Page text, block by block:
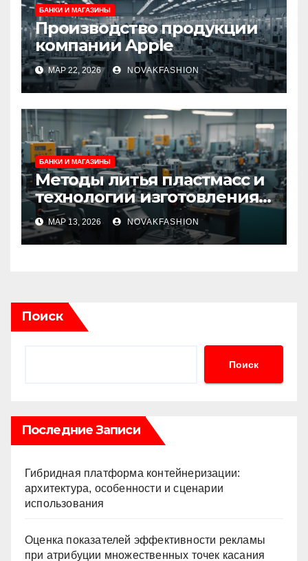
БАНКИ И МАГАЗИНЫ
Производство продукции
компании Apple
МАР 22, 2026 NOVAKFASHION
БАНКИ И МАГАЗИНЫ
Методы литья пластмасс и
технологии изготовления
пластиковых изделий
МАР 13, 2026 NOVAKFASHION
Поиск
Поиск
Последние Записи
Гибридная платформа контейнеризации:
архитектура, особенности и сценарии
использования
Оценка показателей эффективности рекламы
при атрибуции множественных точек касания